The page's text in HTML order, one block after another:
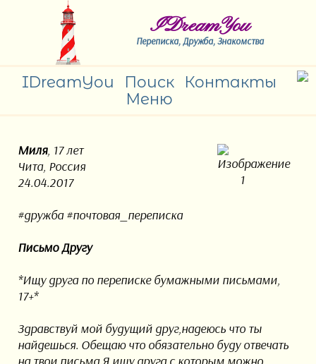
IDreamYou
Переписка, Дружба, Знакомства
IDreamYou Поиск
Контакты
Меню
Миля, 17 лет
Чита, Россия
24.04.2017
#дружба #почтовая_переписка
Письмо Другу
*Ищу друга по переписке бумажными письмами,
17+*
Здравствуй мой будущий друг,надеюсь что ты
найдешься. Обещаю что обязательно буду отвечать